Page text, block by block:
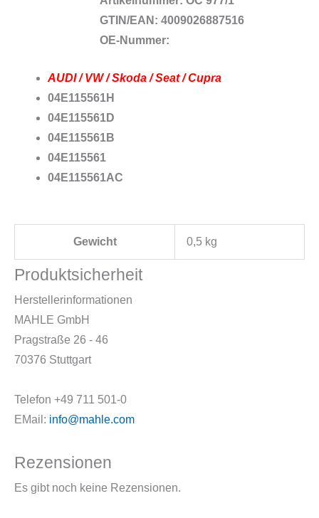
GTIN/EAN: ­4009026887516
OE-Nummer:
AUDI / VW / Skoda / Seat / Cupra
04E115561H
04E115561D
04E115561B
04E115561
04E115561AC
Gewicht 0,5 kg
Produktsicherheit
Herstellerinformationen
MAHLE GmbH
Pragstraße 26 - 46
70376 Stuttgart
Telefon +49 711 501-0
EMail: info@mahle.com
Rezensionen
Es gibt noch keine Rezensionen.